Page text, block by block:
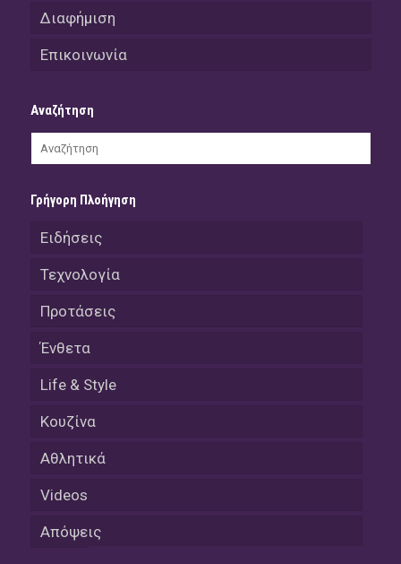
Διαφήμιση
Επικοινωνία
Αναζήτηση
Γρήγορη Πλοήγηση
Ειδήσεις
Τεχνολογία
Προτάσεις
Ένθετα
Life & Style
Κουζίνα
Αθλητικά
Videos
Απόψεις